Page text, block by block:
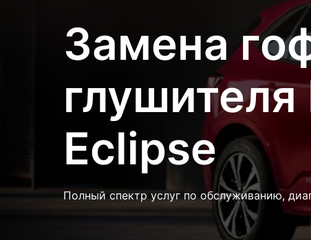
Замена
Eclipse
Полный спектр услуг по обслуживанию,